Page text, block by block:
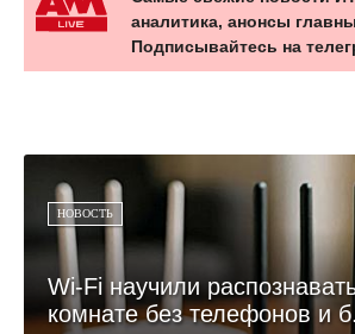
аналитика, анонсы
Подписывайтесь на
НОВОСТЬ
Wi-Fi научили
комнате без телефонов и